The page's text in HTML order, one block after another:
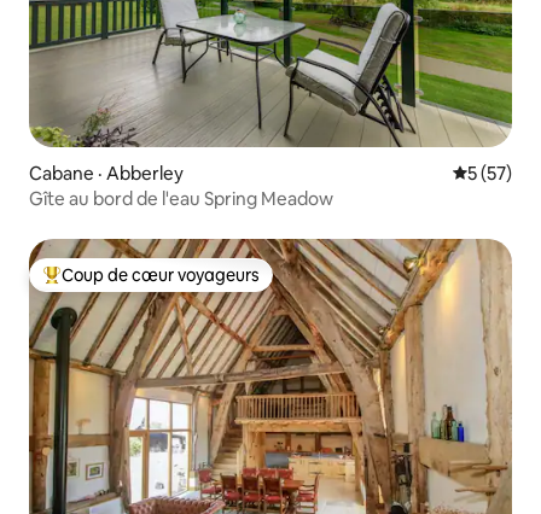
Cabane · Abberley Note
5 (57)
Gîte au bord de l'eau Spring Meadow
Coup de cœur voyageurs parmi les plus aimés
Coup de cœur voyageurs